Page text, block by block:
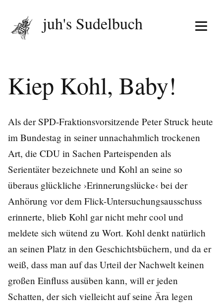
Menü
juh's Sudelbuch
Kiep Kohl, Baby!
Als der SPD-Fraktionsvorsitzende Peter Struck heute
im Bundestag in seiner unnachahmlich trockenen
Art, die CDU in Sachen Parteispenden als
Serientäter bezeichnete und Kohl an seine so
überaus glückliche ›Erinnerungslücke‹ bei der
Anhörung vor dem Flick-Untersuchungsausschuss
erinnerte, blieb Kohl gar nicht mehr cool und
meldete sich wütend zu Wort. Kohl denkt natürlich
an seinen Platz in den Geschichtsbüchern, und da er
weiß, dass man auf das Urteil der Nachwelt keinen
großen Einfluss ausüben kann, will er jeden
Schatten, der sich vielleicht auf seine Ära legen